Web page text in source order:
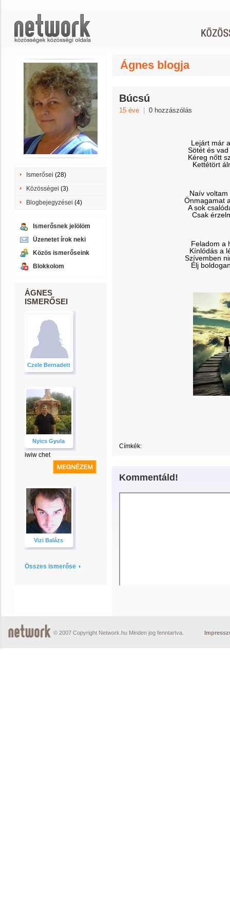
Ismerősei (28)
Közösségei (3)
Blogbejegyzései (4)
Ismerősnek jelölöm
Üzenetet írok neki
Közös ismerőseink
Blokkolom
ÁGNES
ISMERŐSEI
Czele Bernadett
Nyics Gyula
iwiw chet
Vizi Balázs
Összes ismerőse
Ágnes blogja
Búcsú
15 éve 0 hozzászólás
Lejárt már
Sötét és
Kéreg nőtt
Kettétört
Naív
Önmagamat
A sok
Csak
Feladom a
Kínlódás a
Szívemben
Élj
Címkék:
Kommentáld!
© 2007 Copyright Network.hu Minden jog fenntartva.